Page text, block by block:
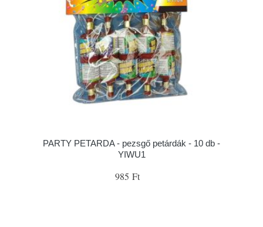
PARTY PETARDA - pezsgő petárdák - 10 db -
YIWU1
985 Ft